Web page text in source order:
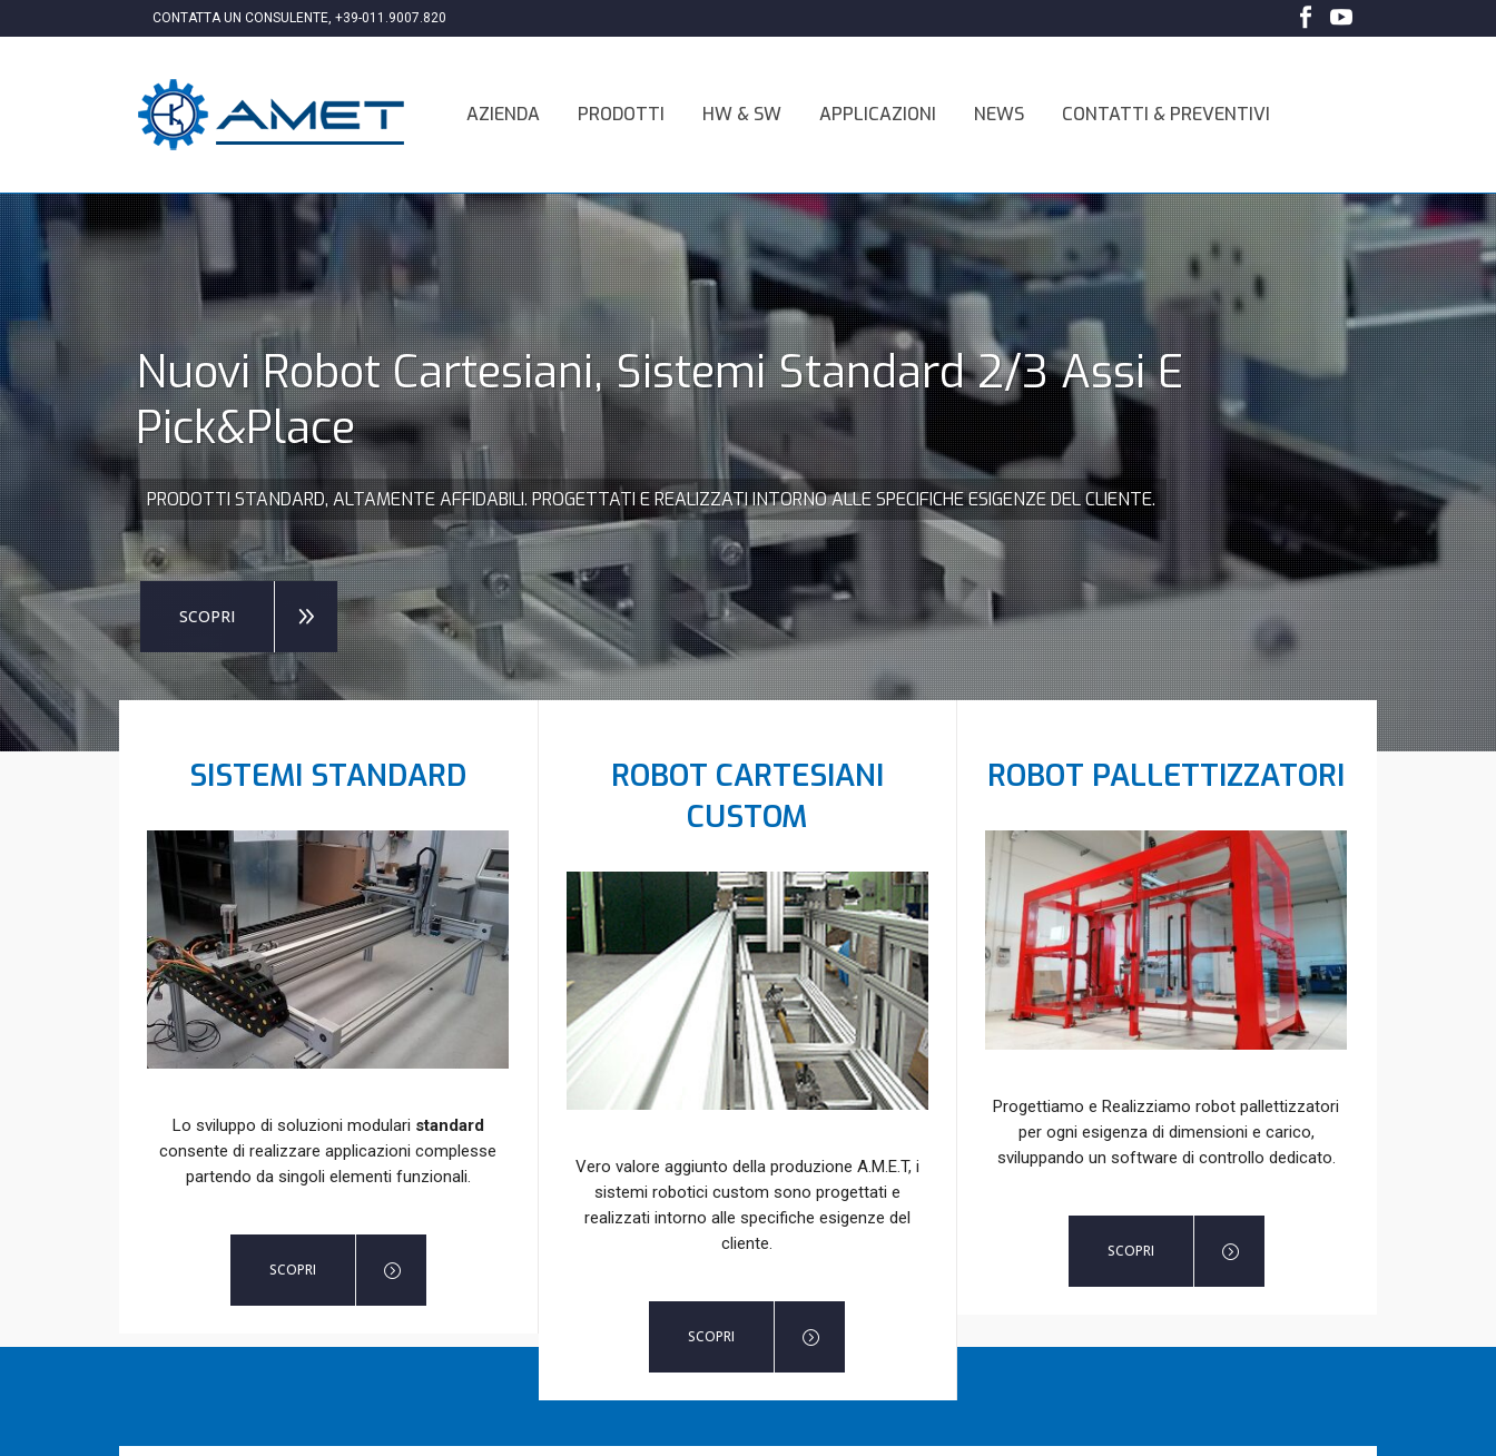
CONTATTA UN CONSULENTE, +39-011.9007.820
AZIENDA PRODOTTI HW & SW APPLICAZIONI NEWS CONTATTI & PREVENTIVI
Nuovi Robot Cartesiani, Sistemi Standard 2/3 Assi E
Pick&Place
PRODOTTI STANDARD, ALTAMENTE AFFIDABILI. PROGETTATI E REALIZZATI INTORNO ALLE SPECIFICHE ESIGENZE DEL CLIENTE.
SCOPRI
SISTEMI STANDARD
Lo sviluppo di soluzioni modulari standard
consente di realizzare applicazioni complesse
partendo da singoli elementi funzionali.
SCOPRI
ROBOT CARTESIANI
CUSTOM
Vero valore aggiunto della produzione A.M.E.T, i
sistemi robotici custom sono progettati e
realizzati intorno alle specifiche esigenze del
cliente.
SCOPRI
ROBOT PALLETTIZZATORI
Progettiamo e Realizziamo robot pallettizzatori
per ogni esigenza di dimensioni e carico,
sviluppando un software di controllo dedicato.
SCOPRI